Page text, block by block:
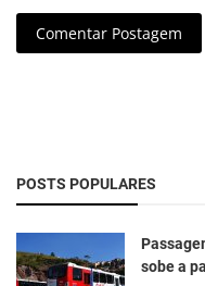
Comentar Postagem
POSTS POPULARES
sobe a